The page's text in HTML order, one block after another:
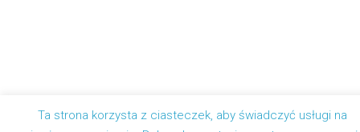
Ta strona korzysta z ciasteczek, aby świadczyć usługi na